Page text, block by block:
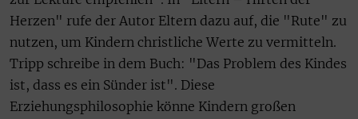
Herzen" rufe der Autor Eltern dazu auf, die "Rute" zu
nutzen, um Kindern christliche Werte zu vermitteln.
Tripp schreibe in dem Buch: "Das Problem des Kindes
ist, dass es ein Sünder ist". Diese
Erziehungsphilosophie könne Kindern großen